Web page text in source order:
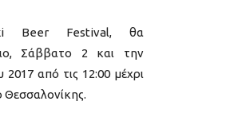
Beer Festival, θα
Σάββατο 2 και την
από τις 12:00 μέχρι
Θεσσαλονίκης.